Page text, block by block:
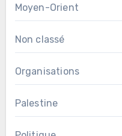
Moyen-Orient
Non classé
Organisations
Palestine